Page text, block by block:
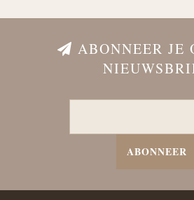
ABONNEER JE
ABONNEER